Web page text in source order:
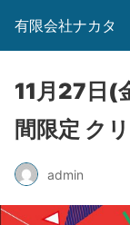
有限会社ナカタ
11月27日(
間限定 ク
admin